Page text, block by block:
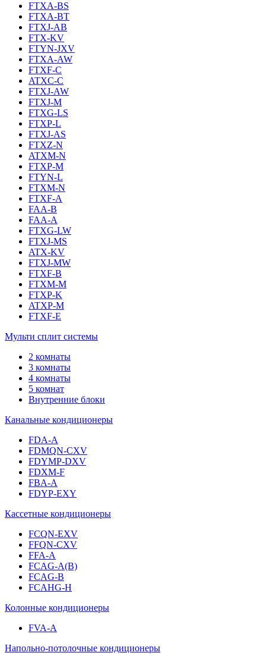
FTXA-BS
FTXA-BT
FTXJ-AB
FTX-KV
FTYN-JXV
FTXA-AW
FTXF-C
ATXC-C
FTXJ-AW
FTXJ-M
FTXG-LS
FTXP-L
FTXJ-AS
FTXZ-N
ATXM-N
FTXP-M
FTYN-L
FTXM-N
FTXF-A
FAA-B
FAA-A
FTXG-LW
FTXJ-MS
ATX-KV
FTXJ-MW
FTXF-B
FTXM-M
FTXP-K
ATXP-M
FTXF-E
Мульти сплит системы
2 комнаты
3 комнаты
4 комнаты
5 комнат
Внутренние блоки
Канальные кондиционеры
FDA-A
FDMQN-CXV
FDYMP-DXV
FDXM-F
FBA-A
FDYP-EXY
Кассетные кондиционеры
FCQN-EXV
FFQN-CXV
FFA-A
FCAG-A(B)
FCAG-B
FCAHG-H
Колонные кондиционеры
FVA-A
Напольно-потолочные кондиционеры